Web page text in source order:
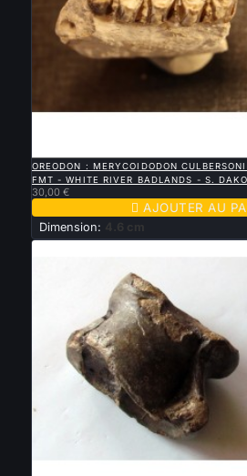
OREODON : MERYCOIDODON
FMT - WHITE RIVER BADLANDS - S.
30,00 €
 AJOUTER AU
Dimension: 4.6 cm